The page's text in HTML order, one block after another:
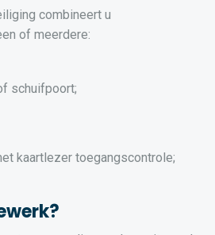
combineert u
of meerdere:
schuifpoort;
kaartlezer toegangscontrole;